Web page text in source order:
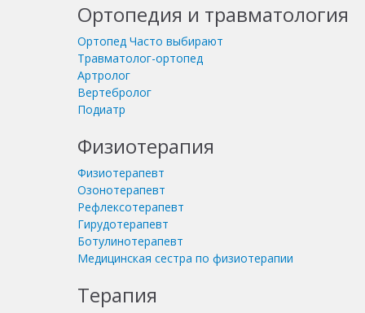
Ортопедия и травматология
Ортопед Часто выбирают
Травматолог-ортопед
Артролог
Вертебролог
Подиатр
Физиотерапия
Физиотерапевт
Озонотерапевт
Рефлексотерапевт
Гирудотерапевт
Ботулинотерапевт
Медицинская сестра по физиотерапии
Терапия